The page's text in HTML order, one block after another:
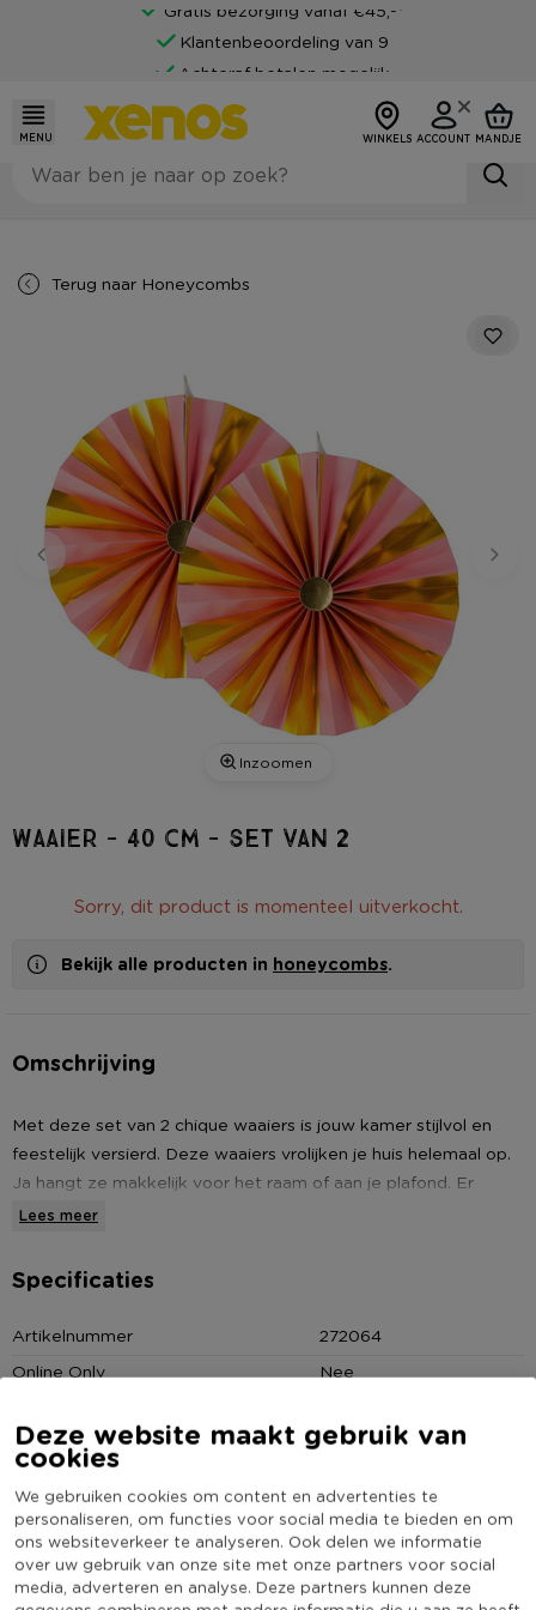
Deze website maakt gebruik van
cookies
We gebruiken cookies om content en advertenties te
personaliseren, om functies voor social media te bieden en om
ons websiteverkeer te analyseren. Ook delen we informatie
over uw gebruik van onze site met onze partners voor social
media, adverteren en analyse. Deze partners kunnen deze
Gratis bezorging vanaf €45,-*
Klantenbeoordeling van 9
Achteraf betalen mogelijk
MENU WINKELS ACCOUNT MANDJE
Terug naar Honeycombs
Inzoomen
Waaier - 40 cm - set van 2
Sorry, dit product is momenteel uitverkocht.
Bekijk alle producten in honeycombs.
Omschrijving
Met deze set van 2 chique waaiers is jouw kamer stijlvol en
feestelijk versierd. Deze waaiers vrolijken je huis helemaal op.
Ja hangt ze makkelijk voor het raam of aan je plafond. Er
zitten 2 waaiers in het zakje en daarmee heb je meteen een
een diameter van 40 cm.
* Diameter: 40 cm
Lees meer
Specificaties
Artikelnummer
272064
Online Only
Nee
Diameter (cm)
40
Duurzaamheidsscore
(Nog) geen score
bekend